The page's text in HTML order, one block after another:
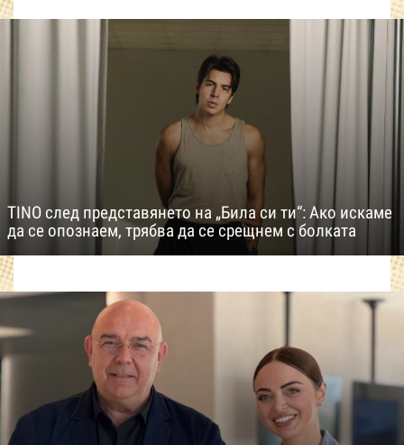
TINO след представянето на „Била си ти“: Ако искаме
да се опознаем, трябва да се срещнем с болката